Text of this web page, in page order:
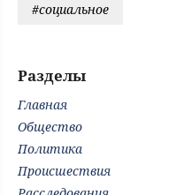
#социальное
Разделы
Главная
Общество
Политика
Происшествия